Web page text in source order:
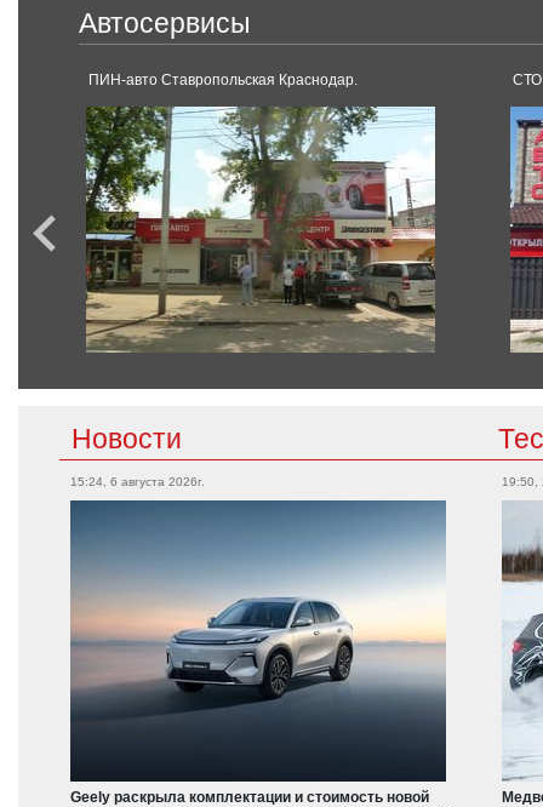
Автосервисы
ПИН-авто Ставропольская Краснодар. СТО
Новости
15:24, 6 августа 2026г.
Geely раскрыла комплектации и стоимость новой
19:50,